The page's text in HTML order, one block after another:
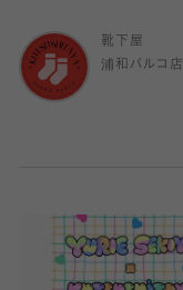
靴下屋
浦和パルコ店